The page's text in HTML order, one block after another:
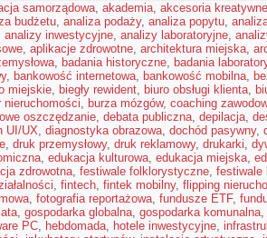
samorządowa, akademia, akcesoria kreatywne
budżetu, analiza podaży, analiza popytu,
analizy inwestycyjne, analizy laboratoryjne,
, aplikacje zdrowotne, architektura miejska,
, badania historyczne, badania
, bankowość internetowa, bankowość mobilna,
miejskie, biegły rewident, biuro obsługi klienta,
nieruchomości, burza mózgów, coaching
oszczędzanie, debata publiczna, depilacja,
UI/UX, diagnostyka obrazowa, dochód pasywny,
, druk przemysłowy, druk reklamowy, drukarki,
, edukacja kulturowa, edukacja miejska,
zdrowotna, festiwale folklorystyczne, festiwale
, fintech, fintek mobilny, flipping
, fotografia reportażowa, fundusze ETF,
, gospodarka globalna, gospodarka komunalna,
PC, hebdomada, hotele inwestycyjne,